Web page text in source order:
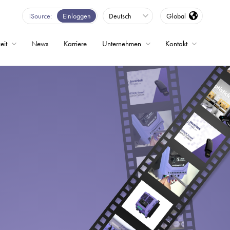
iSource Einloggen Deutsch Global
News Karriere Unternehmen Kontakt